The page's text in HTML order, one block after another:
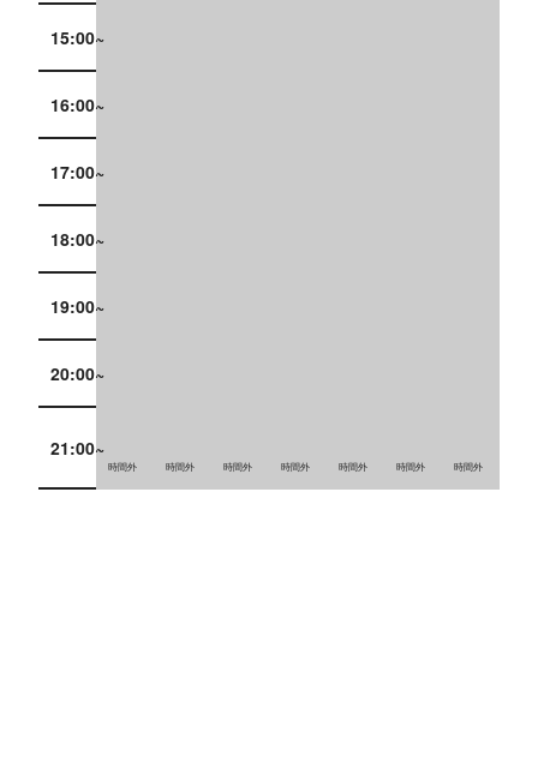
15:00~
16:00~
17:00~
18:00~
19:00~
20:00~
21:00~
時間外 時間外 時間外 時間外 時間外 時間外 時間外